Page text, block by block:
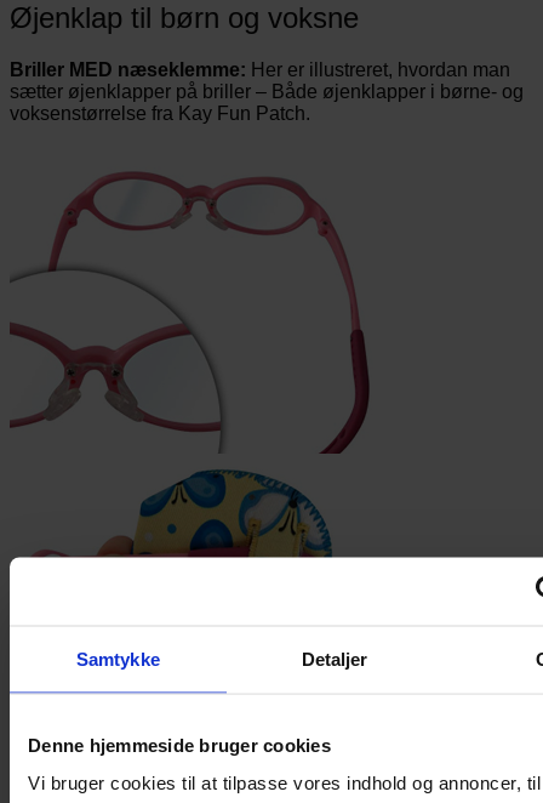
Samtykke Detaljer
Denne hjemmeside bruger cookies
Vi bruger cookies til at tilpasse vores indhold og annoncer,
Øjenklap til børn og voksne
Briller MED næseklemme: Her er illustreret, hvordan man
sætter øjenklapper på briller – Både øjenklapper i børne- og
voksenstørrelse fra Kay Fun Patch.